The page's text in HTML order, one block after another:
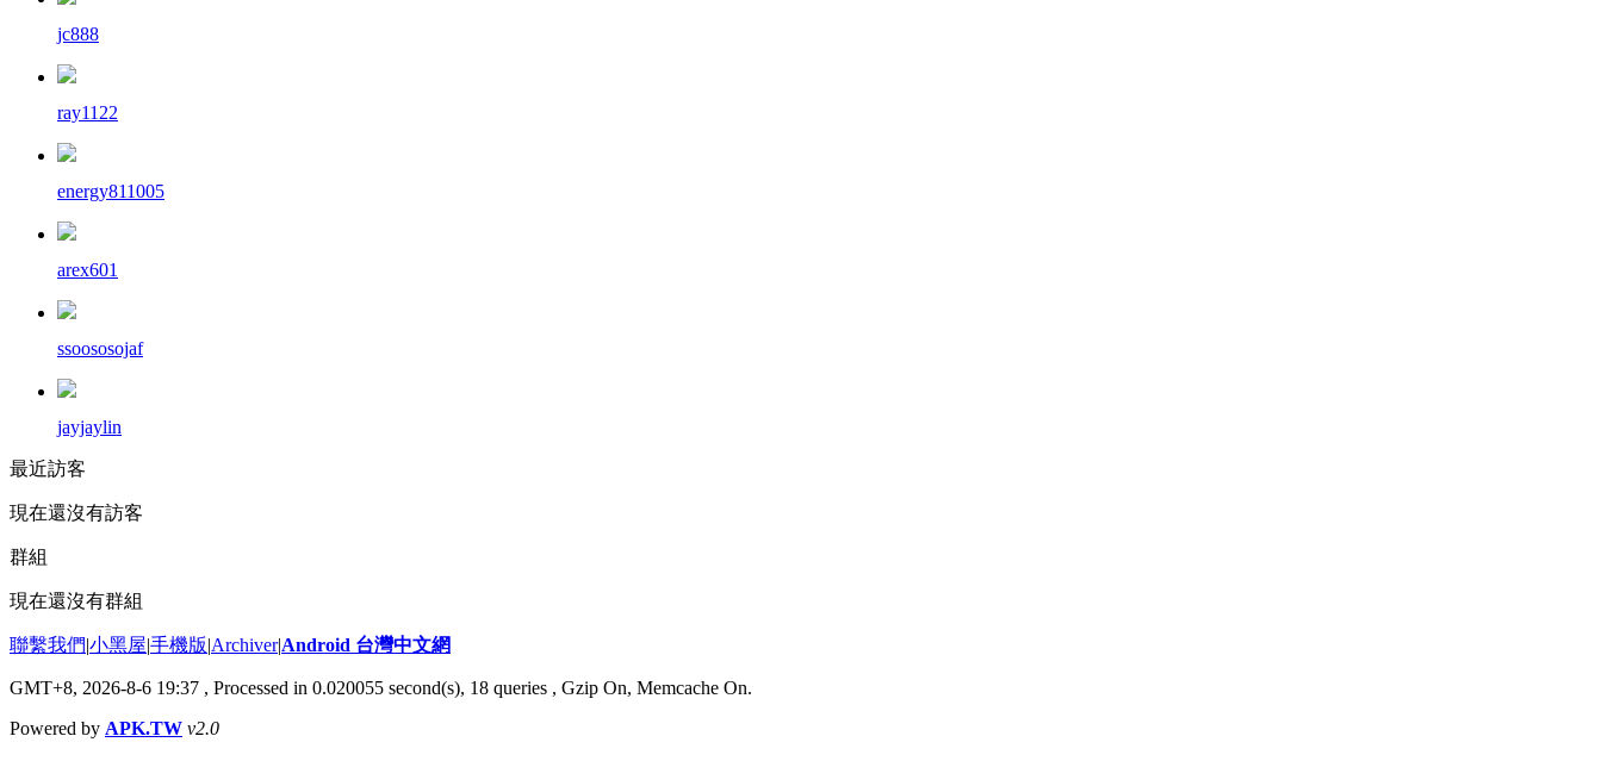
jc888
ray1122
energy811005
arex601
ssoososojaf
jayjaylin
最近訪客
現在還沒有訪客
群組
現在還沒有群組
聯繫我們|小黑屋|手機版|Archiver|Android 台灣中文網
GMT+8, 2026-8-6 19:37 , Processed in 0.020055 second(s), 18 queries , Gzip On, Memcache On.
Powered by APK.TW v2.0